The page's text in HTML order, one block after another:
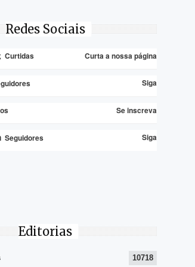
Redes Sociais
Curtidas Curta a nossa página
Siga
Se inscreva
Seguidores Siga
Editorias
10718